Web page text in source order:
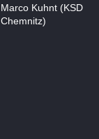
Marco Kuhnt (KSD
Chemnitz)